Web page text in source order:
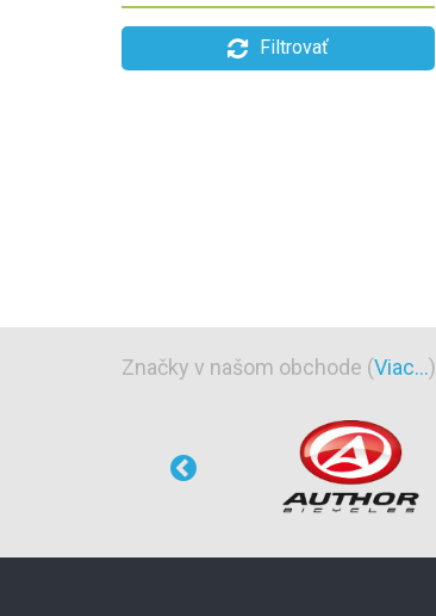
Filtrovať
Značky v našom obchode (Viac...)